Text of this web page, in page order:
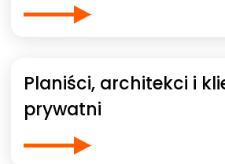
Planiści, architekci i
prywatni